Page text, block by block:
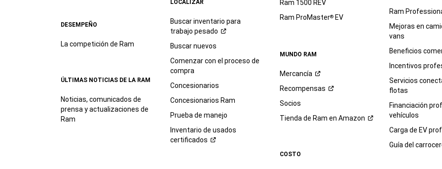
DESEMPEÑO
La competición de Ram
ÚLTIMAS NOTICIAS DE LA RAM
Noticias, comunicados de
prensa y actualizaciones de
Ram
LOCALIZAR
Buscar inventario para
trabajo pesado
Buscar nuevos
Comenzar con el proceso de
compra
Concesionarios
Concesionarios Ram
Prueba de manejo
Inventario de usados
certificados
Ram 1500 REV
Ram ProMaster®EV
MUNDO RAM
Mercancía
Recompensas
Socios
Tienda de Ram en Amazon
COSTO
Ram
Mejoras en
vans
Beneficios
Incentivos
Servicios
flotas
Financiación
vehículos
Carga de EV
Guía del